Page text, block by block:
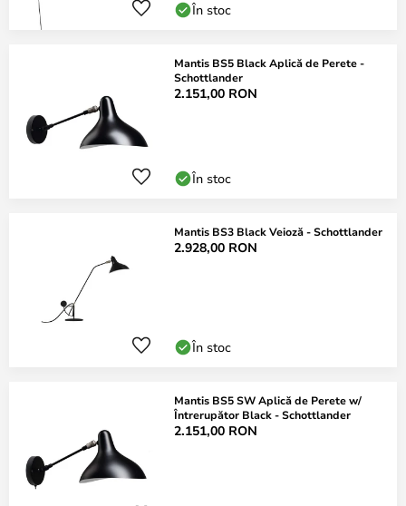
În stoc
Mantis BS5 Black Aplică de Perete -
Schottlander
2.151,00 RON
În stoc
Mantis BS3 Black Veioză - Schottlander
2.928,00 RON
În stoc
Mantis BS5 SW Aplică de Perete w/
Întrerupător Black - Schottlander
2.151,00 RON